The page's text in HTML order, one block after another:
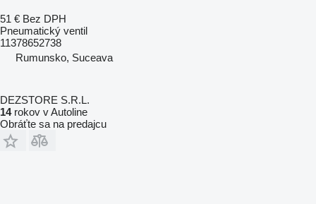
51 € Bez DPH
Pneumatický ventil
11378652738
Rumunsko, Suceava
DEZSTORE S.R.L.
14rokov v Autoline
Obráťte sa na predajcu